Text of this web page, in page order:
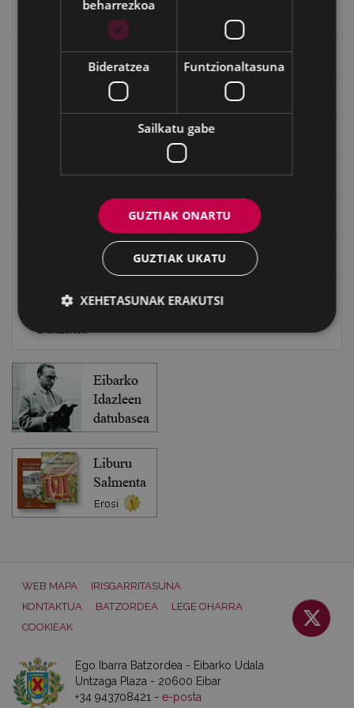
Bidegileak
"Gure Herria" aldizkaria
Txostenak eta dokumentuak
EXFIBAR
Eibarko Bideoteka
Eibarko Fonoteka
Eibarko Idazlanen Datu-basea
Bilatzailea
WEB MAPA
IRISGARRITASUNA
KONTAKTUA
BATZORDEA
LEGE OHARRA
COOKIEAK
Ego Ibarra Batzordea - Eibarko Udala
Untzaga Plaza - 20600 Eibar
+34 943708421 - e-posta
beharrezkoa
Bideratzea Funtzionaltasuna
Sailkatu gabe
GUZTIAK ONARTU
GUZTIAK UKATU
XEHETASUNAK ERAKUTSI